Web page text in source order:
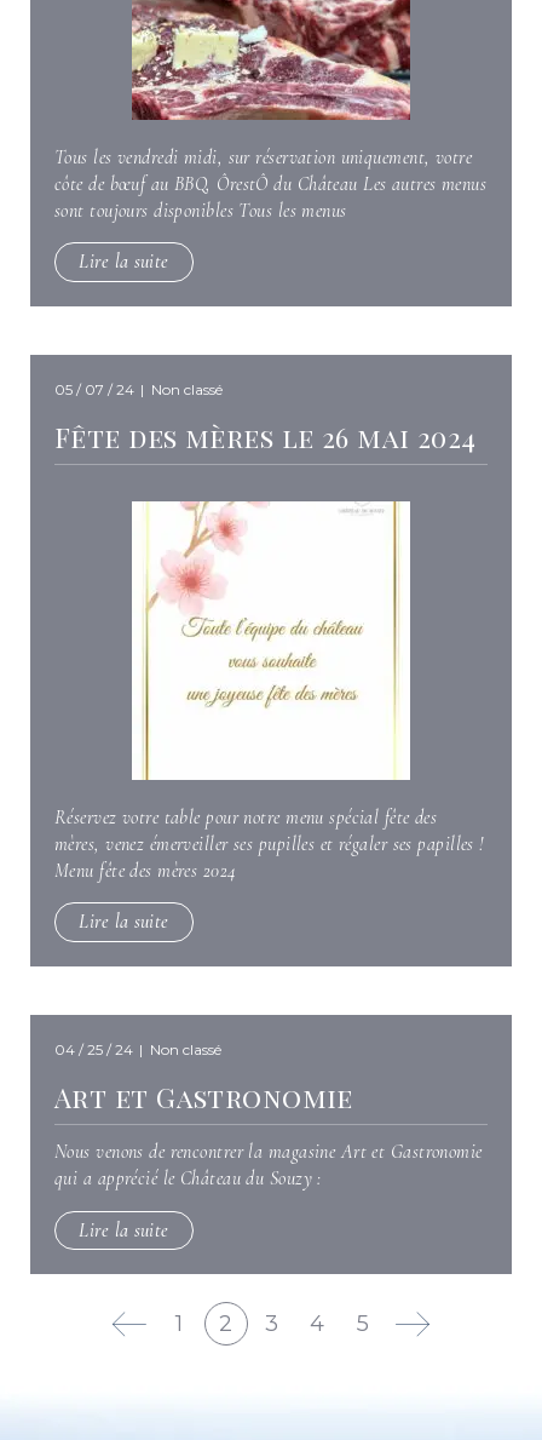
Tous les vendredi midi, sur réservation uniquement, votre
côte de bœuf au BBQ, ÔrestÔ du Château Les autres menus
sont toujours disponibles Tous les menus
Lire la suite
05 / 07 / 24 | Non classé
Fête des mères le 26 mai 2024
Réservez votre table pour notre menu spécial fête des
mères, venez émerveiller ses pupilles et régaler ses papilles !
Menu fête des mères 2024
Lire la suite
04 / 25 / 24 | Non classé
Art et Gastronomie
Nous venons de rencontrer la magasine Art et Gastronomie
qui a apprécié le Château du Souzy :
Lire la suite
1 2 3 4 5